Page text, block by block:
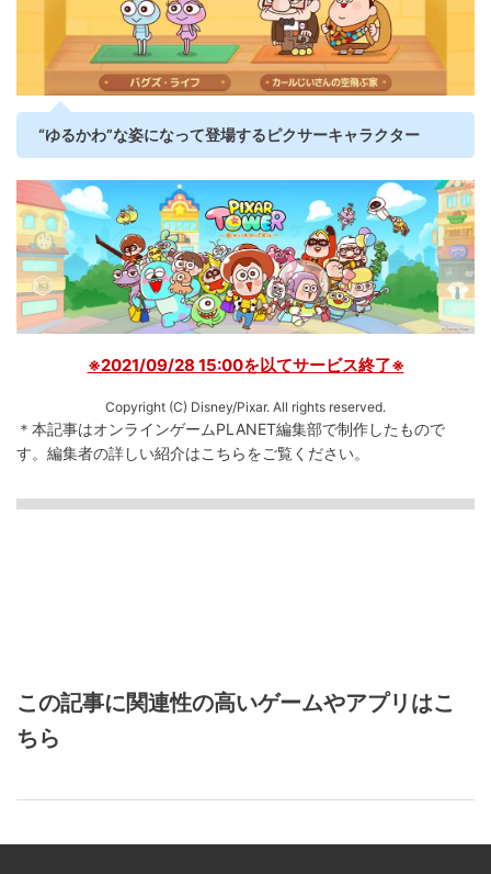
“ゆるかわ”な姿になって登場するピクサーキャラクター
※2021/09/28 15:00を以てサービス終了※
Copyright (C) Disney/Pixar. All rights reserved.
＊本記事はオンラインゲームPLANET編集部で制作したもので
す。 編集者の詳しい紹介はこちらをご覧ください。
この記事に関連性の高いゲームやアプリはこ
ちら